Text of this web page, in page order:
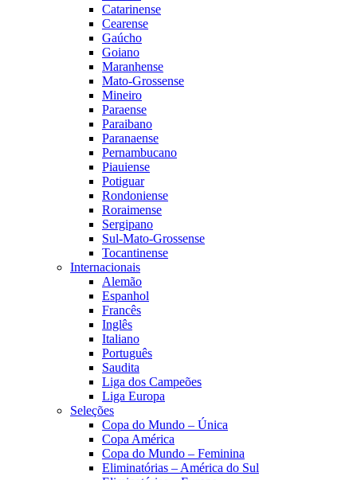
Catarinense
Cearense
Gaúcho
Goiano
Maranhense
Mato-Grossense
Mineiro
Paraense
Paraibano
Paranaense
Pernambucano
Piauiense
Potiguar
Rondoniense
Roraimense
Sergipano
Sul-Mato-Grossense
Tocantinense
Internacionais
Alemão
Espanhol
Francês
Inglês
Italiano
Português
Saudita
Liga dos Campeões
Liga Europa
Seleções
Copa do Mundo – Única
Copa América
Copa do Mundo – Feminina
Eliminatórias – América do Sul